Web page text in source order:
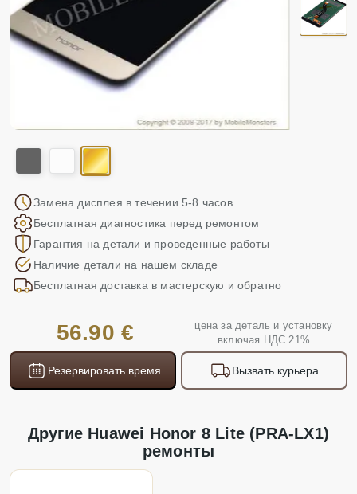
56.90 €
цена за деталь и установку
включая НДС 21%
Вызвать курьера
Резервировать время
Замена дисплея в течении 5-8 часов
Бесплатная диагностика перед ремонтом
Гарантия на детали и проведенные работы
Наличие детали на нашем складе
Бесплатная доставка в мастерскую и обратно
Другие Huawei Honor 8 Lite (PRA-LX1)
ремонты